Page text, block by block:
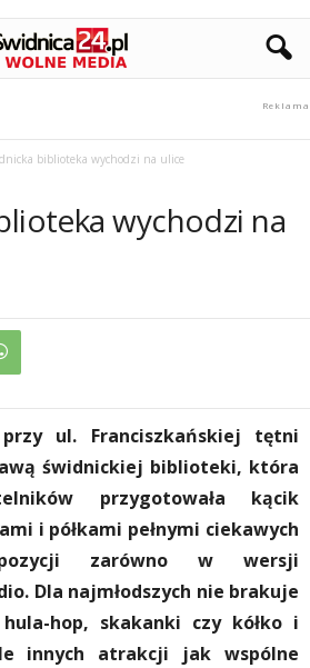
biblioteka wychodzi na ulice
wychodzi na
ul. Franciszkańskiej tętni
świdnickiej biblioteki, która
przygotowała kącik
i półkami pełnymi ciekawych
zarówno w wersji
Dla najmłodszych nie brakuje
hop, skakanki czy kółko i
innych atrakcji jak wspólne